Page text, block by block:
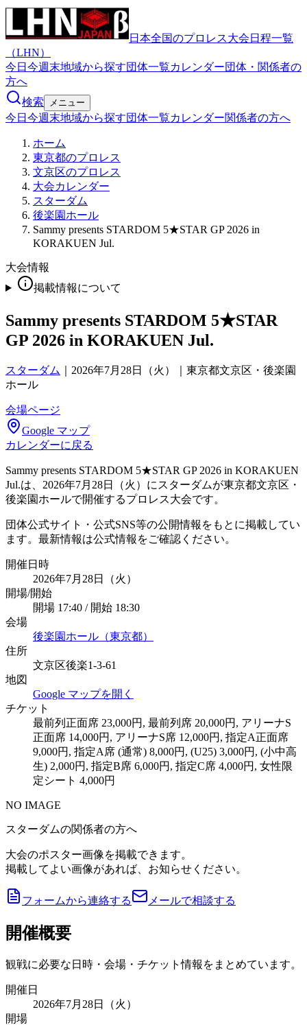
日本全国のプロレス大会日程一覧
（LHN）
今日 今週末地域から探す団体一覧カレンダー団体・関係者の
方へ
検索
メニュー
今日 今週末地域から探す団体一覧カレンダー関係者の方へ
ホーム
東京都のプロレス
文京区のプロレス
大会カレンダー
スターダム
後楽園ホール
Sammy presents STARDOM 5★STAR GP 2026 in
KORAKUEN Jul.
大会情報
掲載情報について
Sammy presents STARDOM 5★STAR
GP 2026 in KORAKUEN Jul.
スターダム
2026年7月28日（火）｜東京都文京区・後楽園
ホール
会場ページ
Google マップ
カレンダーに戻る
Sammy presents STARDOM 5★STAR GP 2026 in KORAKUEN
Jul.は、2026年7月28日（火）にスターダムが東京都文京区・
後楽園ホールで開催するプロレス大会です。
団体公式サイト・公式SNS等の公開情報をもとに掲載してい
ます。最新情報は公式情報をご確認ください。
開催日時
2026年7月28日（火）
開場/開始
開場 17:40 / 開始 18:30
会場
後楽園ホール（東京都）
住所
文京区後楽1-3-61
地図
Google マップを開く
チケット
最前列正面席 23,000円, 最前列席 20,000円, アリーナS
正面席 14,000円, アリーナS席 12,000円, 指定A正面席
9,000円, 指定A席 (通常) 8,000円, (U25) 3,000円, (小中高
生) 2,000円, 指定B席 6,000円, 指定C席 4,000円, 女性限
定シート 4,000円
NO IMAGE
スターダムの関係者の方へ
大会のポスター画像を掲載できます。
掲載してよい画像があれば、お知らせください。
フォームから連絡する メールで相談する
開催概要
観戦に必要な日時・会場・チケット情報をまとめています。
開催日
2026年7月28日（火）
開場